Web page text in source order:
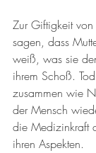
Zur Giftigkeit
sagen, dass
weiß, was sie
ihrem Schoß.
zusammen wie
der Mensch
die Medizinkraft
ihren Aspekten.